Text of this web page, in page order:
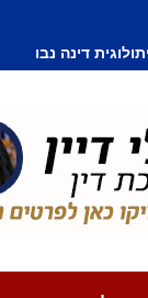
נפצע קל